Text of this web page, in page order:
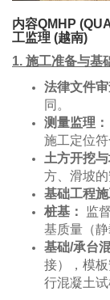
内容​QMHP
工监理 (越南)
1. 施工准备与基
法律文件审
同。
测量监理：
施工定位符
土方开挖
方、滑坡的
基础工程施
桩基：
监
基质量（静
基础/承台
接），模
行混凝土试